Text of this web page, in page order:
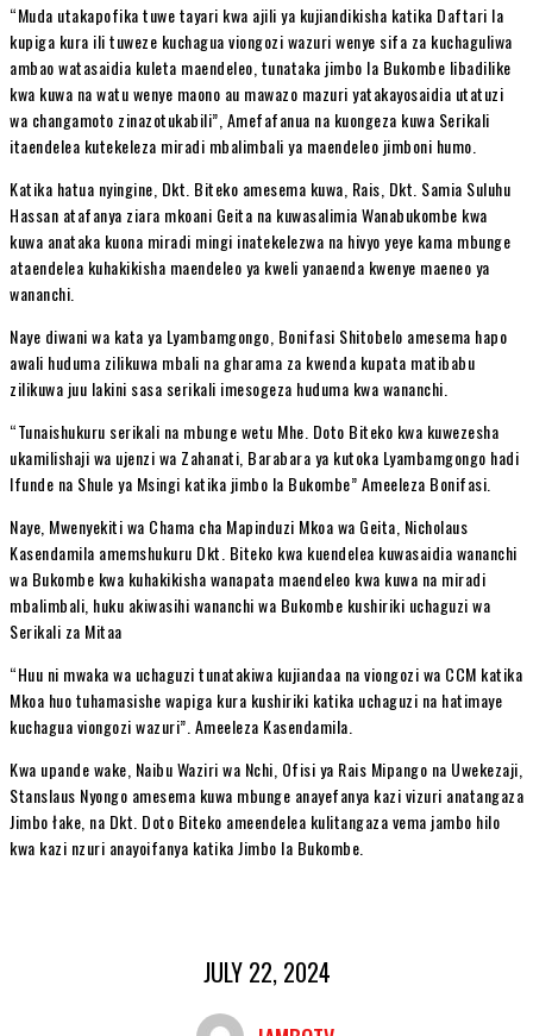
“Muda utakapofika tuwe tayari kwa ajili ya kujiandikisha katika Daftari la
kupiga kura ili tuweze kuchagua viongozi wazuri wenye sifa za kuchaguliwa
ambao watasaidia kuleta maendeleo, tunataka jimbo la Bukombe libadilike
kwa kuwa na watu wenye maono au mawazo mazuri yatakayosaidia utatuzi
wa changamoto zinazotukabili”, Amefafanua na kuongeza kuwa Serikali
itaendelea kutekeleza miradi mbalimbali ya maendeleo jimboni humo.
Katika hatua nyingine, Dkt. Biteko amesema kuwa, Rais, Dkt. Samia Suluhu
Hassan atafanya ziara mkoani Geita na kuwasalimia Wanabukombe kwa
kuwa anataka kuona miradi mingi inatekelezwa na hivyo yeye kama mbunge
ataendelea kuhakikisha maendeleo ya kweli yanaenda kwenye maeneo ya
wananchi.
Naye diwani wa kata ya Lyambamgongo, Bonifasi Shitobelo amesema hapo
awali huduma zilikuwa mbali na gharama za kwenda kupata matibabu
zilikuwa juu lakini sasa serikali imesogeza huduma kwa wananchi.
“Tunaishukuru serikali na mbunge wetu Mhe. Doto Biteko kwa kuwezesha
ukamilishaji wa ujenzi wa Zahanati, Barabara ya kutoka Lyambamgongo hadi
Ifunde na Shule ya Msingi katika jimbo la Bukombe” Ameeleza Bonifasi.
Naye, Mwenyekiti wa Chama cha Mapinduzi Mkoa wa Geita, Nicholaus
Kasendamila amemshukuru Dkt. Biteko kwa kuendelea kuwasaidia wananchi
wa Bukombe kwa kuhakikisha wanapata maendeleo kwa kuwa na miradi
mbalimbali, huku akiwasihi wananchi wa Bukombe kushiriki uchaguzi wa
Serikali za Mitaa
“Huu ni mwaka wa uchaguzi tunatakiwa kujiandaa na viongozi wa CCM katika
Mkoa huo tuhamasishe wapiga kura kushiriki katika uchaguzi na hatimaye
kuchagua viongozi wazuri”. Ameeleza Kasendamila.
Kwa upande wake, Naibu Waziri wa Nchi, Ofisi ya Rais Mipango na Uwekezaji,
Stanslaus Nyongo amesema kuwa mbunge anayefanya kazi vizuri anatangaza
Jimbo łake, na Dkt. Doto Biteko ameendelea kulitangaza vema jambo hilo
kwa kazi nzuri anayoifanya katika Jimbo la Bukombe.
JULY 22, 2024